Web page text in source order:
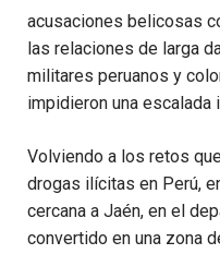
acusaciones belicosas
las relaciones de larga
militares peruanos y
impidieron una escalada
Volviendo a los retos
drogas ilícitas en Perú,
cercana a Jaén, en el
convertido en una zona